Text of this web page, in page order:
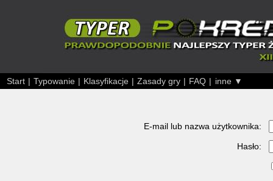
Start | Typowanie | Klasyfikacje | Zasady gry | FAQ | inne ▼
E-mail lub nazwa użytkownika:
Hasło: